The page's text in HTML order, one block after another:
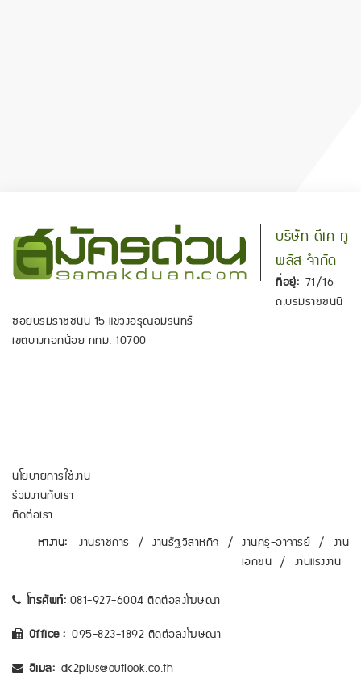
บริษัท ดีเค ทู
พลัส จำกัด
ที่อยู่: 71/16
ถ.บรมราชชนนี
ซอยบรมราชชนนี 15 แขวงอรุณอมรินทร์
เขตบางกอกน้อย กทม. 10700
นโยบายการใช้งาน
ร่วมงานกับเรา
ติดต่อเรา
หางาน:
งานราชการ / งานรัฐวิสาหกิจ / งานครู-อาจารย์ / งาน
เอกชน / งานแรงงาน
โทรศัพท์: 081-927-6004 ติดต่อลงโฆษณา
Office : 095-823-1892 ติดต่อลงโฆษณา
อีเมล: dk2plus@outlook.co.th